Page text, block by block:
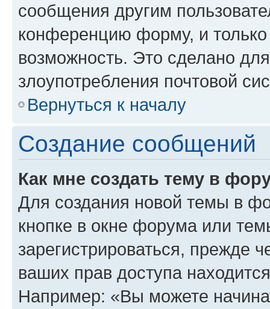
сообщения другим
конференцию форму, и
возможность. Это сделано
злоупотребления почтовой
Вернуться к началу
Создание сообщений
Как мне создать тему в
Для создания новой темы в
кнопке в окне форума или
зарегистрироваться, прежде
ваших прав доступа
Например: «Вы можете